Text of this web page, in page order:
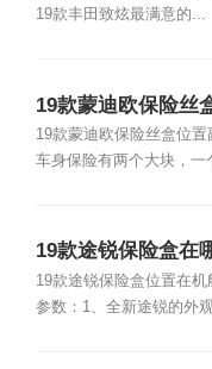
19款丰田致炫最满意的...
19款蒙迪欧保险丝
19款蒙迪欧保险丝盒位
车身保险有两个大块，一
19款途锐保险盒在
19款途锐保险盒位置在机
参数：1、全新途锐的外观